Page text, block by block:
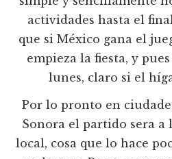
actividades hasta el
que si México gana el
empieza la fiesta, y
lunes, claro si el
Por lo pronto en
Sonora el partido sera a
local, cosa que lo hace